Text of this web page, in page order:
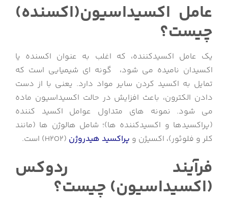
عامل اکسیداسیون(اکسنده)
چیست؟
یک عامل اکسیدکننده، که اغلب به عنوان اکسنده یا
اکسیدان نامیده می شود، گونه ای شیمیایی است که
تمایل به اکسید کردن سایر مواد دارد. یعنی با از دست
دادن الکترون، باعث افزایش در حالت اکسیداسیون ماده
می شود. نمونه های متداول عوامل اکسید کننده
(پراکسیدها و اکسیدکننده ها)؛ شامل هالوژن ها (مانند
کلر و فلوئور)، اکسیژن و پراکسید هیدروژن (H2O2) است.
فرآیند ردوکس
(اکسیداسیون) چیست؟